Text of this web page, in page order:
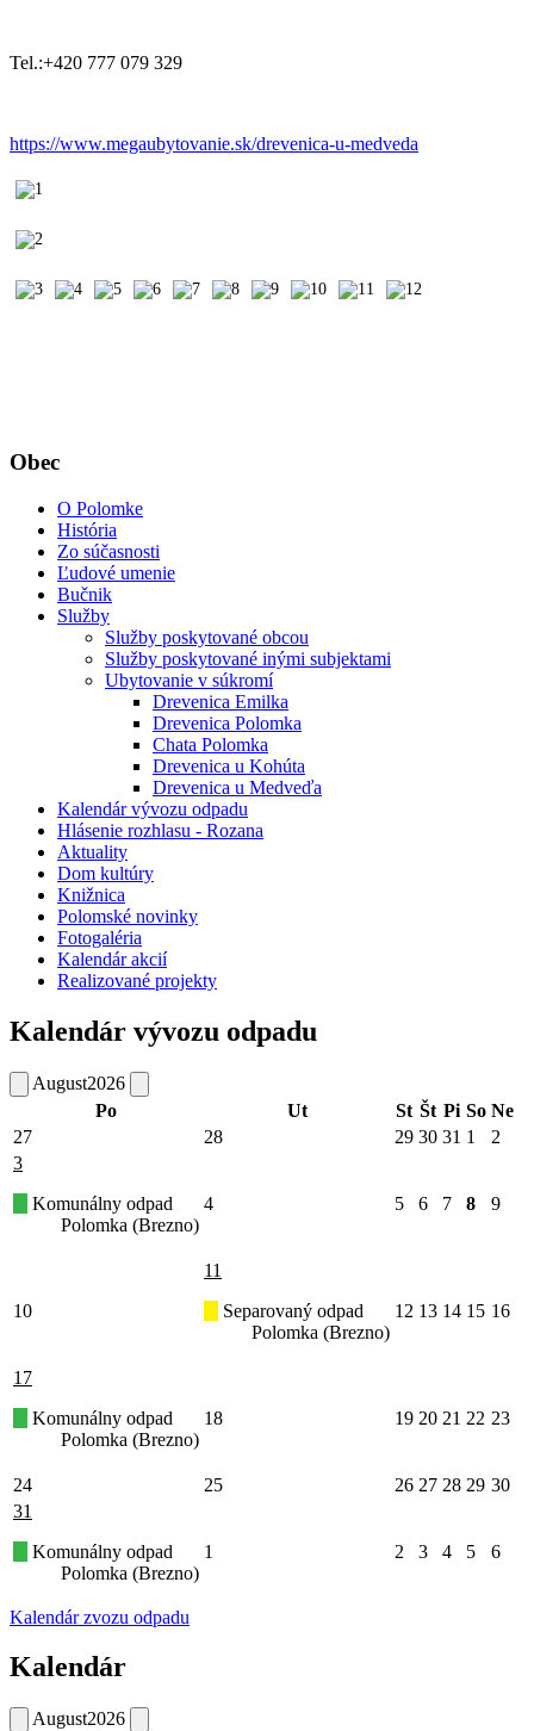
Tel.:+420 777 079 329
https://www.megaubytovanie.sk/drevenica-u-medveda
Obec
O Polomke
História
Zo súčasnosti
Ľudové umenie
Bučnik
Služby
Služby poskytované obcou
Služby poskytované inými subjektami
Ubytovanie v súkromí
Drevenica Emilka
Drevenica Polomka
Chata Polomka
Drevenica u Kohúta
Drevenica u Medveďa
Kalendár vývozu odpadu
Hlásenie rozhlasu - Rozana
Aktuality
Dom kultúry
Knižnica
Polomské novinky
Fotogaléria
Kalendár akcií
Realizované projekty
Kalendár vývozu odpadu
August2026
Po
Ut St Št Pi So Ne
27
28 29 30 31 1
2
3
Komunálny odpad
Polomka (Brezno)
4 5 6 7 8 9
10
11
Separovaný odpad
Polomka (Brezno)
12 13 14 15 16
17
Komunálny odpad
Polomka (Brezno)
18 19 20 21 22 23
24 25 26 27 28 29 30
31
Komunálny odpad
Polomka (Brezno)
1 2 3 4 5 6
Kalendár zvozu odpadu
Kalendár
August2026